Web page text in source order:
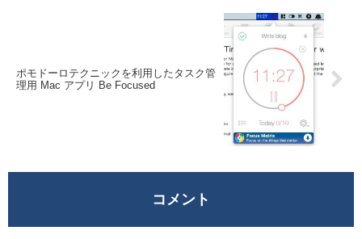
ポモドーロテクニックを利用したタスク管
理用 Mac アプリ Be Focused
コメント